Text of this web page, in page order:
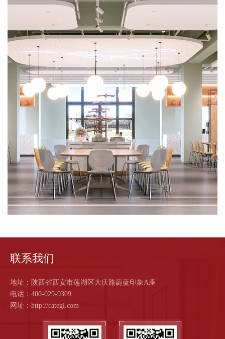
们
联系我们
地址：陕西省西安市莲湖区大庆路蔚蓝印象A座
电话：400-029-9309
网址：http://categl.com